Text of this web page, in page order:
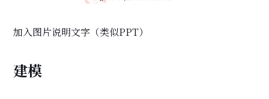
加入图片说明文字（类似PPT）
建模